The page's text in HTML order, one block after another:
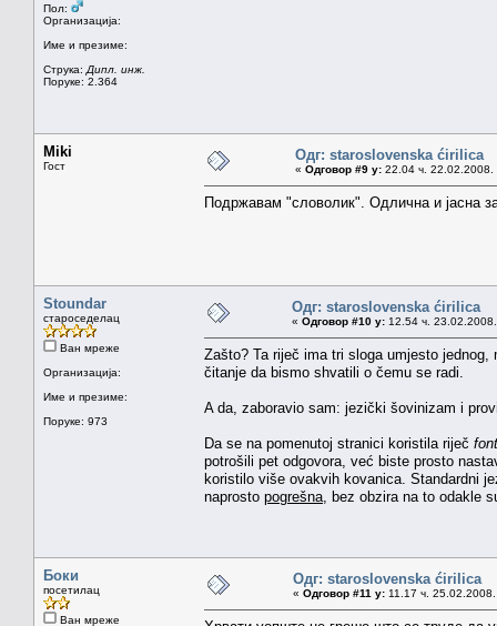
Пол:
Организација:
Име и презиме:
Струка: Дипл. инж.
Поруке: 2.364
Miki
Гост
Одг: staroslovenska ćirilica
« Одговор #9 у: 22.04 ч. 22.02.2008.
Подржавам "словолик". Одлична и јасна
Stoundar
староседелац
Ван мреже
Организација:
Име и презиме:
Поруке: 973
Одг: staroslovenska ćirilica
« Одговор #10 у: 12.54 ч.
Zašto? Ta riječ ima tri sloga umjesto
čitanje da bismo shvatili o čemu se radi.
A da, zaboravio sam: jezički šovinizam i
Da se na pomenutoj stranici koristila riječ font
potrošili pet odgovora, već biste prosto
koristilo više ovakvih kovanica. Standardni
naprosto pogrešna , bez obzira na to odakle
Боки
посетилац
Ван мреже
Одг: staroslovenska ćirilica
« Одговор #11 у: 11.17 ч.